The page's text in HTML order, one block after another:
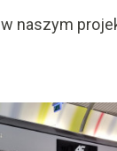
naszym